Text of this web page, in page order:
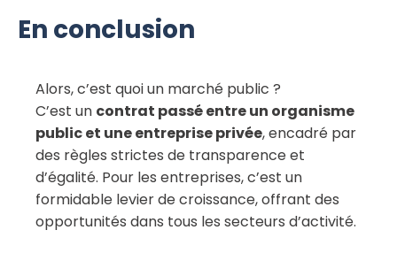
En conclusion
Alors, c’est quoi un marché public ?
C’est un contrat passé entre un organisme
public et une entreprise privée, encadré par
des règles strictes de transparence et
d’égalité. Pour les entreprises, c’est un
formidable levier de croissance, offrant des
opportunités dans tous les secteurs d’activité.